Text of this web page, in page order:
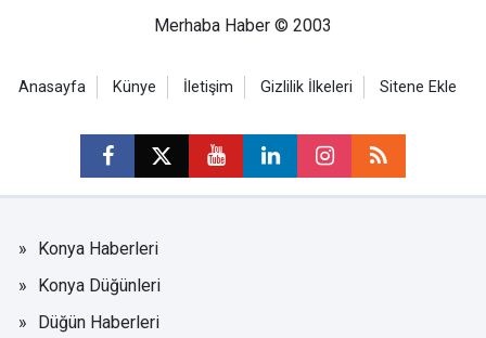
Merhaba Haber © 2003
Anasayfa Künye İletişim Gizlilik İlkeleri Sitene Ekle
Konya Haberleri
Konya Düğünleri
Düğün Haberleri